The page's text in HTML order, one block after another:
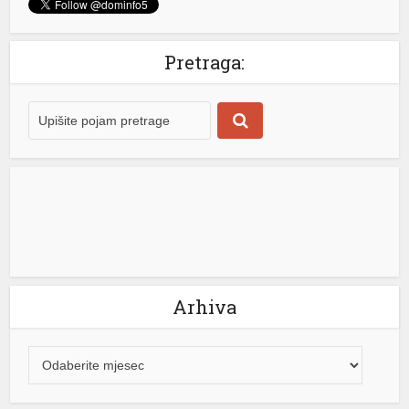
Pretraga:
Arhiva